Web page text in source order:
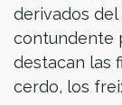
derivados
contundente
destacan las
cerdo, los